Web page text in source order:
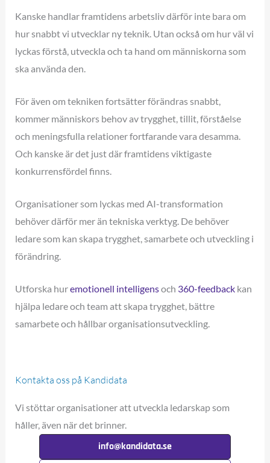
Kanske handlar framtidens arbetsliv därför inte bara om
hur snabbt vi utvecklar ny teknik. Utan också om hur väl vi
lyckas förstå, utveckla och ta hand om människorna som
ska använda den.
För även om tekniken fortsätter förändras snabbt,
kommer människors behov av trygghet, tillit, förståelse
och meningsfulla relationer fortfarande vara desamma.
Och kanske är det just där framtidens viktigaste
konkurrensfördel finns.
Organisationer som lyckas med AI-transformation
behöver därför mer än tekniska verktyg. De behöver
ledare som kan skapa trygghet, samarbete och utveckling i
förändring.
Utforska huremotionell intelligensoch 360-feedbackkan
hjälpa ledare och team att skapa trygghet, bättre
samarbete och hållbar organisationsutveckling.
Kontakta oss på Kandidata
Vi stöttar organisationer att utveckla ledarskap som
håller, även när det brinner.
info@kandidata.se